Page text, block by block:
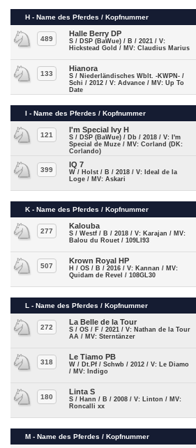
H - Name des Pferdes / Kopfnummer
489
Halle Berry DP
S / DSP (BaWue) / B / 2021 / V:
Hickstead Gold / MV: Claudius Marius
133
Hianora
S / Niederländisches Wblt. -KWPN- /
Schi / 2012 / V: Advance / MV: Up To
Date
I - Name des Pferdes / Kopfnummer
121
I'm Special Ivy H
S / DSP (BaWue) / Db / 2018 / V: I'm
Special de Muze / MV: Corland (DK:
Corlando)
399
IQ 7
W / Holst / B / 2018 / V: Ideal de la
Loge / MV: Askari
K - Name des Pferdes / Kopfnummer
277
Kalouba
S / Westf / B / 2018 / V: Karajan / MV:
Balou du Rouet / 109LI93
507
Krown Royal HP
H / OS / B / 2016 / V: Kannan / MV:
Quidam de Revel / 108GL30
L - Name des Pferdes / Kopfnummer
272
La Belle de la Tour
S / OS / F / 2021 / V: Nathan de la Tour
AA / MV: Sterntänzer
318
Le Tiamo PB
W / Dt.Pf / Schwb / 2012 / V: Le Diamo
/ MV: Indigo
180
Linta S
S / Hann / B / 2008 / V: Linton / MV:
Roncalli xx
M - Name des Pferdes / Kopfnummer